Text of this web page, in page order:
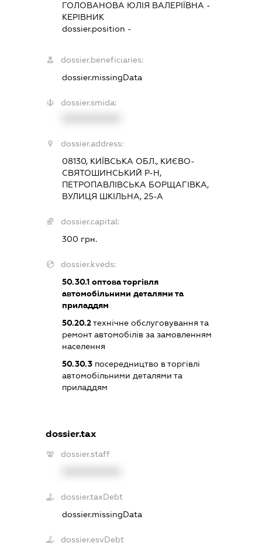
ГОЛОВАНОВА ЮЛІЯ ВАЛЕРІЇВНА -
КЕРІВНИК
dossier.position -
dossier.beneficiaries:
dossier.missingData
dossier.smida:
dossier.address:
08130, КИЇВСЬКА ОБЛ., КИЄВО-
СВЯТОШИНСЬКИЙ Р-Н,
ПЕТРОПАВЛІВСЬКА БОРЩАГІВКА,
ВУЛИЦЯ ШКІЛЬНА, 25-А
dossier.capital:
300 грн.
dossier.kveds:
50.30.1 оптова торгівля
автомобільними деталями та
приладдям
50.20.2технічне обслуговування та
ремонт автомобілів за замовленням
населення
50.30.3 посередництво в торгівлі
автомобільними деталями та
приладдям
dossier.tax
dossier.staff
dossier.taxDebt
dossier.missingData
dossier.esvDebt